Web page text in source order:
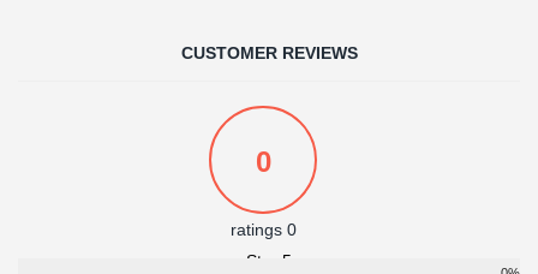
CUSTOMER REVIEWS
0
0 ratings
5 Star